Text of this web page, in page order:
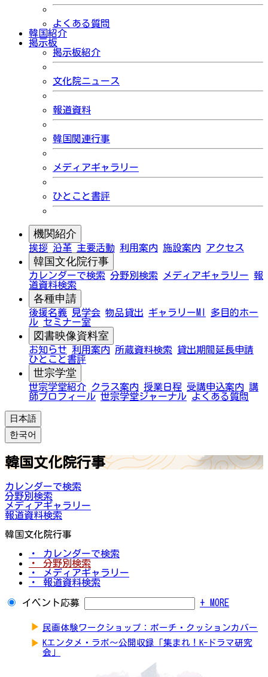
よくある質問
韓国紹介
掲示板
掲示板紹介
文化院ニュース
報道資料
韓国関連行事
メディアギャラリー
ひとこと書評
機関紹介
挨拶 沿革 主要活動 利用案内 施設案内 アクセス
韓国文化院行事
カレンダーで検索 分野別検索 メディアギャラリー 報
道資料検索
各種申請
後援名義 見学会 物品貸出 ギャラリーMI
多目的ホー
ル セミナー室
図書映像資料室
お知らせ 利用案内 所蔵資料検索
貸出期間延長申請
ひとこと書評
世宗学堂
世宗学堂紹介 クラス案内 授業日程 受講申込案内 講
師プロフィール 世宗学堂ジャーナル よくある質問
日本語
한국어
韓国文化院行事
カレンダーで検索
分野別検索
メディアギャラリー
報道資料検索
韓国文化院行事
・ カレンダーで検索
・ 分野別検索
・ メディアギャラリー
・ 報道資料検索
イベント応募 + MORE
▶ 民画体験ワークショップ：ポーチ・クッションカバー
▶ Kエンタメ・ラボ～公開収録「集まれ！K-ドラマ研究
会」